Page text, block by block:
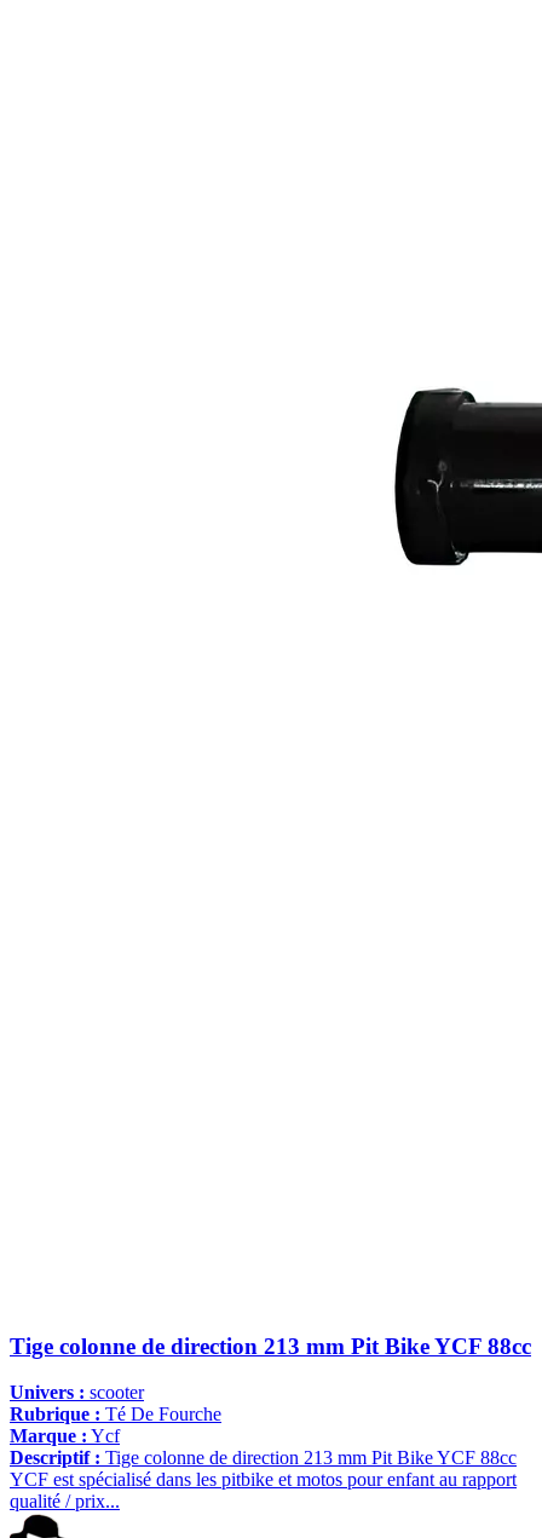
Tige colonne de direction 213 mm Pit Bike YCF 88cc
Univers : scooter
Rubrique : Té De Fourche
Marque : Ycf
Descriptif : Tige colonne de direction 213 mm Pit Bike YCF 88cc
YCF est spécialisé dans les pitbike et motos pour enfant au rapport
qualité / prix...